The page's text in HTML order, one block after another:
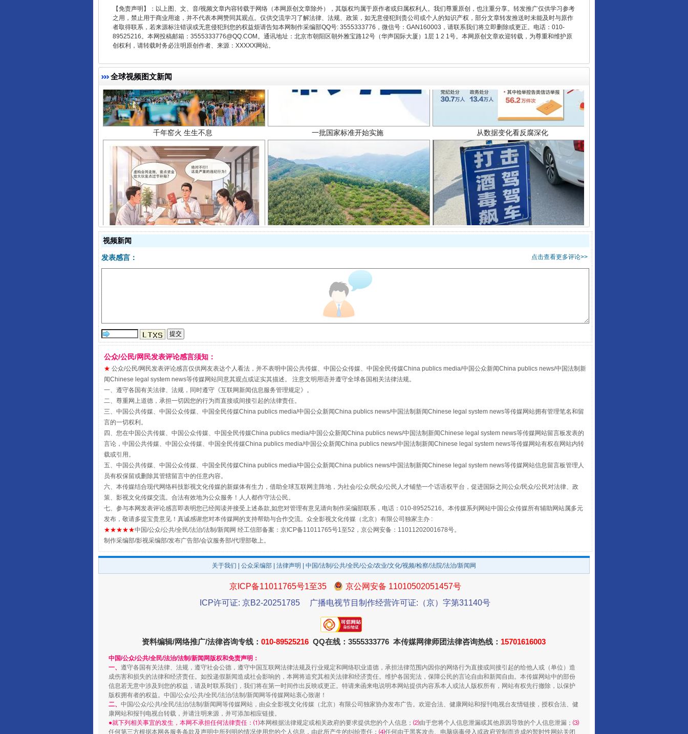
【免责声明】：以上图、文、音/视频文章内容转载于网络（本网原创文章除外），其版权均属于原作者或归属权利人。我们尊重原创，也注重分享。转发推广仅供学习参考
之用，禁止用于商业用途，并不代表本网赞同其观点。仅供交流学习了解法律、法规、政策，如无意侵犯到贵公司或个人的知识产权，部分文章转发推送时未能及时与原作
者取得联系，若来源标注错误或无意侵犯到您的权益烦请告知本网制作采编部QQ号: 3555333776，微信号：GAN160003，请联系我们将立即删除或更正。电话：010-
89525216。本网投稿邮箱：3555333776@QQ.COM。通讯地址：北京市朝阳区朝外雅宝路12号（华声国际大厦）1层 1 2 1号。本网原创文章欢迎转载，为尊重和维护原
创权利，请转载时务必注明原创作者、来源：XXXXX网站。
全球视频图文新闻
揭开“小金库”的免责幌子 以产业富民促振兴 酒驾未被当场查获能处罚吗
受贿1.44亿！段成刚被判无期
全民健身五年计划来了！等你上场 事关残疾人未来5年 让传统村落焕发生机
阿坝州三大球赛在茂县开幕 规模最大的光氢储一体化项目 走走走！国家喊你健身啦
视频新闻
点击查看更多评论>>
发表感言：
公众/公民/网民发表评论感言须知：
★ 公众/公民/网民发表评论感言仅供网友表达个人看法，并不表明中国公共传媒、中国公众传媒、中国全民传媒China publics media/中国公众新闻China publics news/中国法制新
闻Chinese legal system news等传媒网站同意其观点或证实其描述。 注意文明用语并遵守全球各国相关法律法规。
一、遵守各国有关法律、法规，同时遵守《互联网新闻信息服务管理规定》。
二、尊重网上道德，承担一切因您的行为而直接或间接引起的法律责任。
三、中国公共传媒、中国公众传媒、中国全民传媒China publics media/中国公众新闻China publics news/中国法制新闻Chinese legal system news等传媒网站拥有管理笔名和留
言的一切权利。
四、您在中国公共传媒、中国公众传媒、中国全民传媒China publics media/中国公众新闻China publics news/中国法制新闻Chinese legal system news等传媒网站留言板发表的
言论，中国公共传媒、中国公众传媒、中国全民传媒China publics media/中国公众新闻China publics news/中国法制新闻Chinese legal system news等传媒网站有权在网站内转
载或引用。
五、中国公共传媒、中国公众传媒、中国全民传媒China publics media/中国公众新闻China publics news/中国法制新闻Chinese legal system news等传媒网站信息留言板管理人
员有权保留或删除其管辖留言中的任意内容。
六、本传媒结合现代网络科技影视文化传媒的新媒体有生力，借助全球互联网主阵地，为社会/公众/民众/公民人才铺垫一个话语权平台，促进国际之间公众/民众/公民对法律、政
策、影视文化传媒交流。合法有效地为公众服务！人人都作守法公民。
七、参与本网发表评论感言即表明您已经阅读并接受上述条款,如您对管理有意见请向制作采编部联系，电话：010-89525216。本传媒系列网站中国公众传媒所有辅助网站属多元
发布，敬请多提宝贵意见！真诚感谢您对本传媒网的支持帮助与合作交流。众全影视文化传媒（北京）有限公司独家主办 :
★★★★★中国/公众/公共/全民/法治/法制/新闻网 经工信部备案：京ICP备11011765号1至52，京公网安备：11011202001678号。
制作采编部/影视采编部/发布广告部/会议服务部/代理部敬上。
关于我们 公众采编部 法律声明 | 中国/法制/公共/全民/公众/农业/文化/视频/检察/法院/法治/新闻网
京ICP备11011765号1至35
京公网安备 11010502051457号
ICP许可证: 京B2-20251785
广播电视节目制作经营许可证:（京）字第31140号
资料编辑/网络推广/法律咨询专线： 010-89525216 QQ在线：3555333776 本传媒网律师团法律咨询热线： 15701616003
中国/公众/公共/全民/法治/法制/新闻网版权和免责声明：
一、 遵守各国有关法律、法规，遵守社会公德，遵守中国互联网法律法规及行业规定和网络职业道德，承担法律范围内因你的网络行为直接或间接引起的给他人或（单位）造
成伤害和损失的法律和经济责任。如投递假新闻造成社会影响的，本网将追究其相关法律和经济责任。维护各国宪法，保障公民的言论自由和新闻自由。本传媒网站中的部份
信息若无意中涉及到您的权益，请及时联系我们，我们将在第一时间作出反映或更正。特请来函来电说明本网站提供内容系本人或法人版权所有，网站有权先行撤除，以保护
版权拥有者的权益。中国/公众/公共/全民/法治/法制/新闻网等传媒网站衷心致谢！
二、 中国/公众/公共/全民/法治/法制/新闻网等传媒网站，由众全影视文化传媒（北京）有限公司独家协办发布广告。欢迎合法、健康网站和报刊电视台友情链接，授权合法、健
康网站和报刊电视台转载，并请注明来源，并可添加相应链接。
●就下列相关事宜的发生，本网不承担任何法律责任：⑴本网根据法律规定或相关政府的要求提供您的个人信息； ⑵由于您将个人信息泄漏或其他原因导致的个人信息泄漏； ⑶
任何第三方根据本网各服务条款及声明中所列明的情况使用您的个人信息，由此所产生的纠纷责任； ⑷任何由于黑客攻击、电脑病毒侵入或政府管制而造成的暂时性网站关闭